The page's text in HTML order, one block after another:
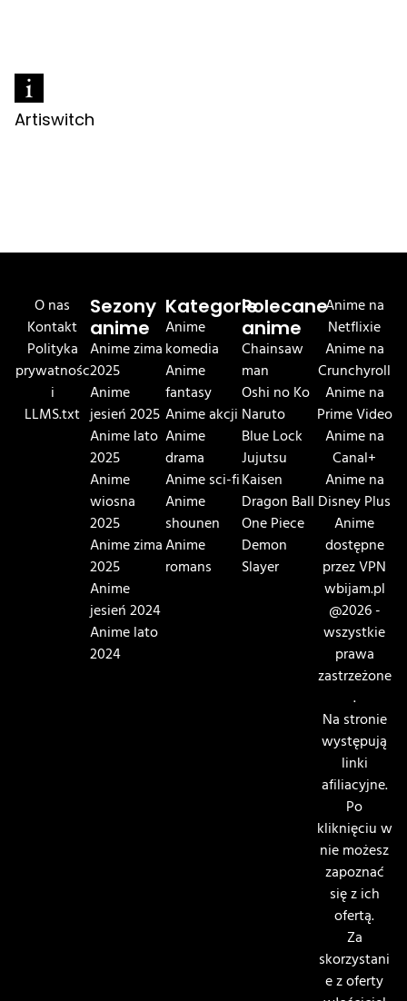
Artiswitch
O nas
Kontakt
Polityka
prywatnośc
i
LLMS.txt
Sezony
anime
Anime zima
2025
Anime
jesień 2025
Anime lato
2025
Anime
wiosna
2025
Anime zima
2025
Anime
jesień 2024
Anime lato
2024
Kategorie
Anime
komedia
Anime
fantasy
Anime akcji
Anime
drama
Anime sci-fi
Anime
shounen
Anime
romans
Polecane
anime
Chainsaw
man
Oshi no Ko
Naruto
Blue Lock
Jujutsu
Kaisen
Dragon Ball
One Piece
Demon
Slayer
Anime na
Netflixie
Anime na
Crunchyroll
Anime na
Prime Video
Anime na
Canal+
Anime na
Disney Plus
Anime
dostępne
przez VPN
wbijam.pl
@2026 -
wszystkie
prawa
zastrzeżone
.
Na stronie
występują
linki
afiliacyjne.
Po
kliknięciu w
nie możesz
zapoznać
się z ich
ofertą.
Za
skorzystani
e z oferty